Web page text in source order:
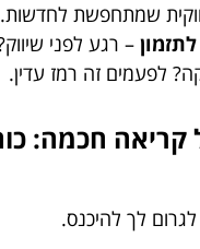
שמתחפשת לחדשות.
– רגע לפני
לפעמים זה רמז עדין.
קריאה חכמה:
לך להיכנס.